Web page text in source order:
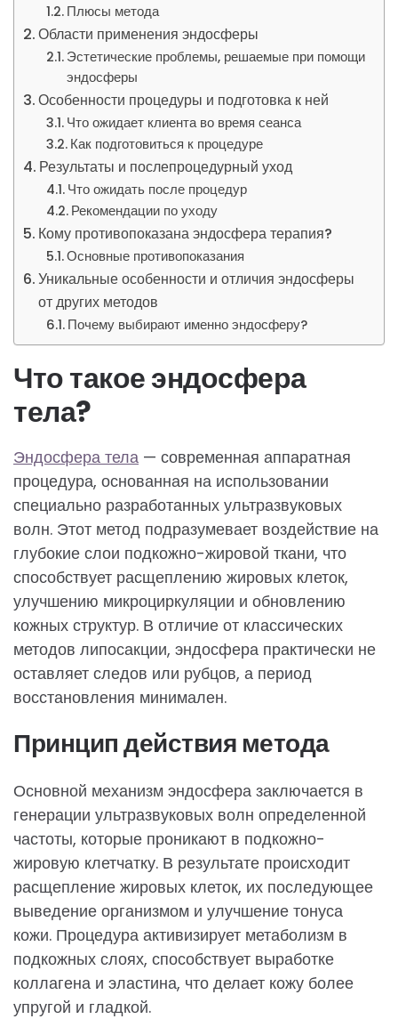
Плюсы метода
Области применения эндосферы
Эстетические проблемы, решаемые при помощи
эндосферы
Особенности процедуры и подготовка к ней
Что ожидает клиента во время сеанса
Как подготовиться к процедуре
Результаты и послепроцедурный уход
Что ожидать после процедур
Рекомендации по уходу
Кому противопоказана эндосфера терапия?
Основные противопоказания
Уникальные особенности и отличия эндосферы
от других методов
Почему выбирают именно эндосферу?
Что такое эндосфера
тела?
Эндосфера тела — современная аппаратная
процедура, основанная на использовании
специально разработанных ультразвуковых
волн. Этот метод подразумевает воздействие на
глубокие слои подкожно-жировой ткани, что
способствует расщеплению жировых клеток,
улучшению микроциркуляции и обновлению
кожных структур. В отличие от классических
методов липосакции, эндосфера практически не
оставляет следов или рубцов, а период
восстановления минимален.
Принцип действия метода
Основной механизм эндосфера заключается в
генерации ультразвуковых волн определенной
частоты, которые проникают в подкожно-
жировую клетчатку. В результате происходит
расщепление жировых клеток, их последующее
выведение организмом и улучшение тонуса
кожи. Процедура активизирует метаболизм в
подкожных слоях, способствует выработке
коллагена и эластина, что делает кожу более
упругой и гладкой.